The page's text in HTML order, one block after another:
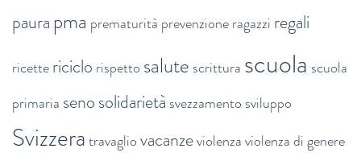
paura pma prematurità prevenzioneragazzi regali
ricettericiclo rispetto salute scrittura scuola scuola
primaria senosolidarietà svezzamento sviluppo
Svizzeratravagliovacanzeviolenzaviolenza di genere